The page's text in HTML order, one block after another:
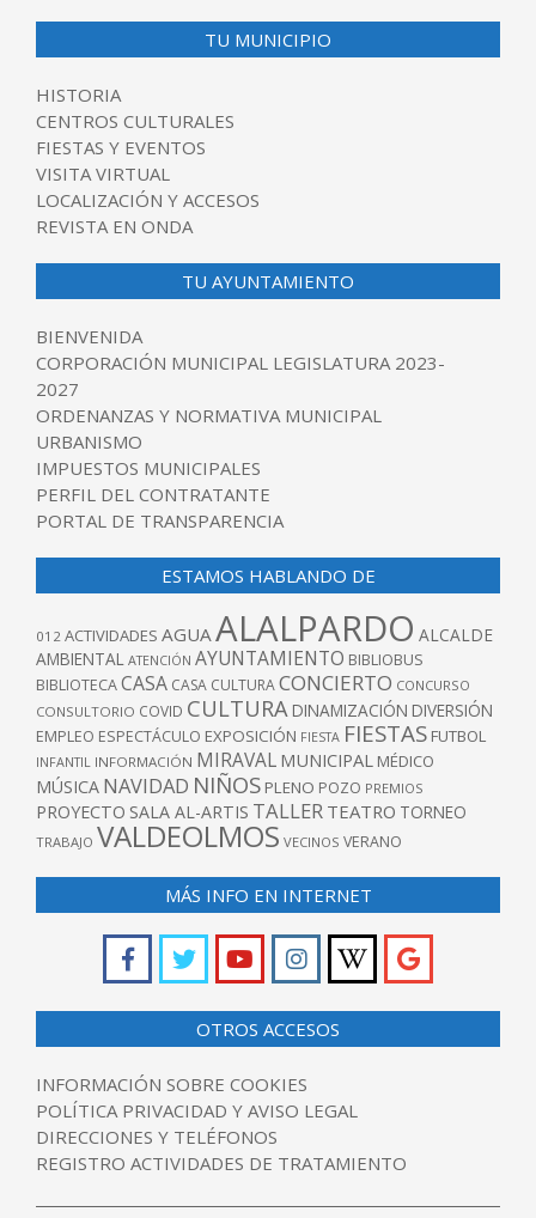
TU MUNICIPIO
HISTORIA
CENTROS CULTURALES
FIESTAS Y EVENTOS
VISITA VIRTUAL
LOCALIZACIÓN Y ACCESOS
REVISTA EN ONDA
TU AYUNTAMIENTO
BIENVENIDA
CORPORACIÓN MUNICIPAL LEGISLATURA 2023-
2027
ORDENANZAS Y NORMATIVA MUNICIPAL
URBANISMO
IMPUESTOS MUNICIPALES
PERFIL DEL CONTRATANTE
PORTAL DE TRANSPARENCIA
ESTAMOS HABLANDO DE
012 ACTIVIDADES AGUAALALPARDO ALCALDE
AMBIENTAL ATENCIÓN AYUNTAMIENTO BIBLIOBUS
BIBLIOTECACASA CASA CULTURACONCIERTO CONCURSO
CONSULTORIO COVID CULTURA DINAMIZACIÓN DIVERSIÓN
EMPLEO ESPECTÁCULO EXPOSICIÓN FIESTA FIESTAS FUTBOL
INFANTIL INFORMACIÓN MIRAVAL MUNICIPAL MÉDICO
MÚSICA NAVIDAD NIÑOS PLENO POZO PREMIOS
PROYECTO SALA AL-ARTIS TALLER TEATRO TORNEO
TRABAJO VALDEOLMOS VECINOS VERANO
MÁS INFO EN INTERNET
OTROS ACCESOS
INFORMACIÓN SOBRE COOKIES
POLÍTICA PRIVACIDAD Y AVISO LEGAL
DIRECCIONES Y TELÉFONOS
REGISTRO ACTIVIDADES DE TRATAMIENTO